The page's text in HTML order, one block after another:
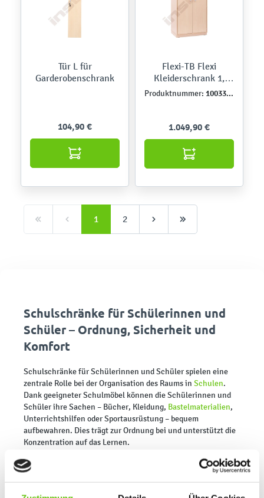
Tür L für
Garderobenschrank
104,90 €
Flexi-TB Flexi
Kleiderschrank 1,
Ahorn-Jylland-TB
Produktnummer: 100339TJ
1.049,90 €
1 2
Schulschränke für Schülerinnen und
Schüler – Ordnung, Sicherheit und
Komfort
Schulschränke für Schülerinnen und Schüler spielen eine
zentrale Rolle bei der Organisation des Raums in Schulen.
Dank geeigneter Schulmöbel können die Schülerinnen und
Schüler ihre Sachen – Bücher, Kleidung, Bastelmaterialien,
Unterrichtshilfen oder Sportausrüstung – bequem
aufbewahren. Dies trägt zur Ordnung bei und unterstützt die
Konzentration auf das Lernen.
Schüler
: Schulschränke ermöglichen es den Lernenden, ihre
Dadurch entwickeln sie Verantwortungsbewusstsein und